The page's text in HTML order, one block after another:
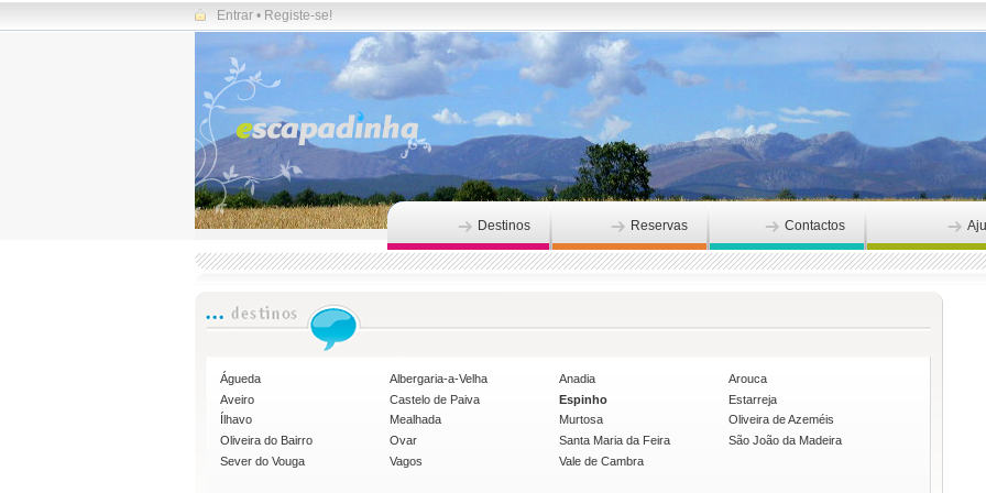
Entrar • Registe-se!
Destinos Reservas Contactos
Águeda Albergaria-a-Velha Anadia
Arouca
Aveiro
Castelo de Paiva Espinho
Estarreja
Ílhavo
Mealhada Murtosa
Oliveira de Azeméis
Oliveira do Bairro
Ovar Santa Maria da Feira
São João da Madeira
Sever do Vouga
Vagos Vale de Cambra